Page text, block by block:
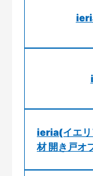
ieria(イエリ
材 開き戸オ